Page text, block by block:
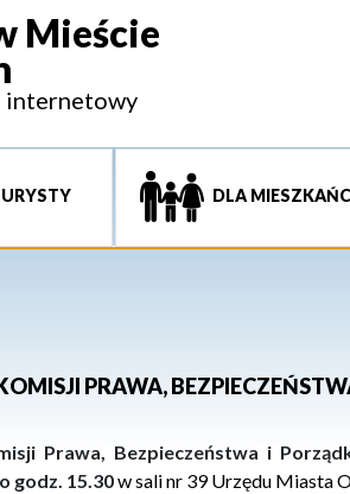
Mieście
internetowy
DLA
PRAWA,
Prawa, Bezpieczeństwa i
godz. 15.30wsalinr 39Urzędu Miasta